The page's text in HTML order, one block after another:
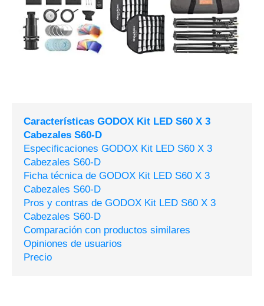
Características GODOX Kit LED S60 X 3
Cabezales S60-D
Especificaciones GODOX Kit LED S60 X 3
Cabezales S60-D
Ficha técnica de GODOX Kit LED S60 X 3
Cabezales S60-D
Pros y contras de GODOX Kit LED S60 X 3
Cabezales S60-D
Comparación con productos similares
Opiniones de usuarios
Precio